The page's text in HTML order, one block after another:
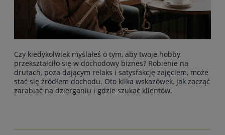
Czy kiedykolwiek myślałeś o tym, aby twoje hobby
przekształciło się w dochodowy biznes? Robienie na
drutach, poza dającym relaks i satysfakcję zajęciem, może
stać się źródłem dochodu. Oto kilka wskazówek, jak zacząć
zarabiać na dzierganiu i gdzie szukać klientów.